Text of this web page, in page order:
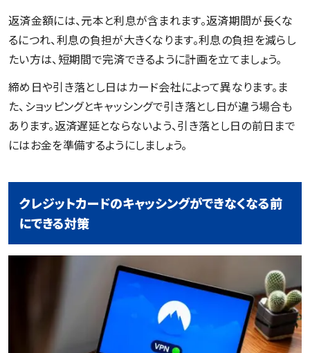
返済金額には、元本と利息が含まれます。返済期間が長くな
るにつれ、利息の負担が大きくなります。利息の負担を減らし
たい方は、短期間で完済できるように計画を立てましょう。
締め日や引き落とし日はカード会社によって異なります。ま
た、ショッピングとキャッシングで引き落とし日が違う場合も
あります。返済遅延とならないよう、引き落とし日の前日まで
にはお金を準備するようにしましょう。
クレジットカードのキャッシングができなくなる前
にできる対策